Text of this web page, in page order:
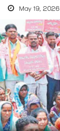
May 19, 2026